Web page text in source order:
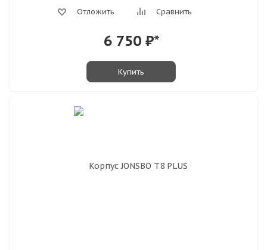
Отложить Сравнить
6 750₽*
Купить